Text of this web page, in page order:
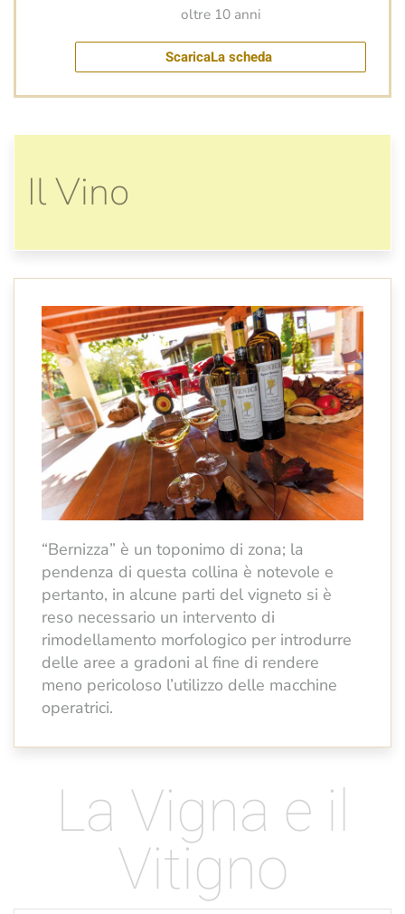
oltre 10 anni
ScaricaLa scheda
Il Vino
“Bernizza” è un toponimo di zona; la
pendenza di questa collina è notevole e
pertanto, in alcune parti del vigneto si è
reso necessario un intervento di
rimodellamento morfologico per introdurre
delle aree a gradoni al fine di rendere
meno pericoloso l’utilizzo delle macchine
operatrici.
La Vigna e il
Vitigno